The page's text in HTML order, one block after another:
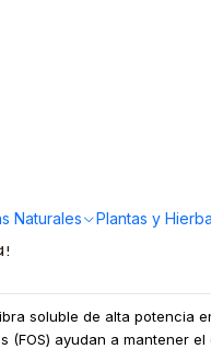
Naturales Plantas y
soluble de alta potencia
(FOS) ayudan a mantener